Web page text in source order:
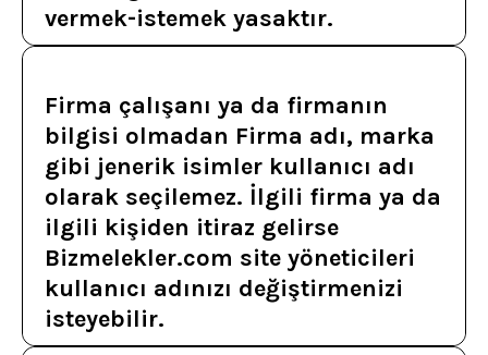
vermek-istemek yasaktır.
Firma çalışanı ya da firmanın
bilgisi olmadan Firma adı, marka
gibi jenerik isimler kullanıcı adı
olarak seçilemez. İlgili firma ya da
ilgili kişiden itiraz gelirse
Bizmelekler.com site yöneticileri
kullanıcı adınızı değiştirmenizi
isteyebilir.